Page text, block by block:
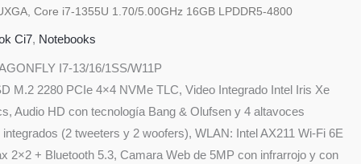
Core i7-1355U 1.70/5.00GHz 16GB LPDDR5-4800
Ci7, Notebooks
I7-13/16/1SS/W11P
M.2 2280 PCIe 4×4 NVMe TLC, Video Integrado Intel Iris Xe
Audio HD con tecnología Bang & Olufsen y 4 altavoces
integrados (2 tweeters y 2 woofers), WLAN: Intel AX211 Wi-Fi 6E
2×2 + Bluetooth 5.3, Camara Web de 5MP con infrarrojo y con